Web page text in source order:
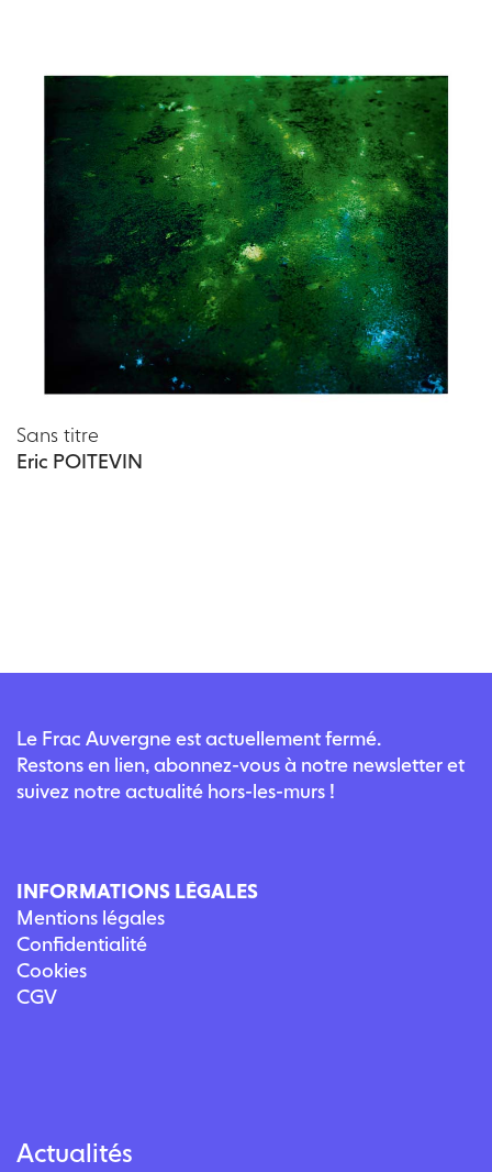
Sans titre
Eric POITEVIN
Le Frac Auvergne est actuellement fermé.
Restons en lien, abonnez-vous à notre newsletter et
suivez notre actualité hors-les-murs !
INFORMATIONS LÉGALES
Mentions légales
Confidentialité
Cookies
CGV
Actualités